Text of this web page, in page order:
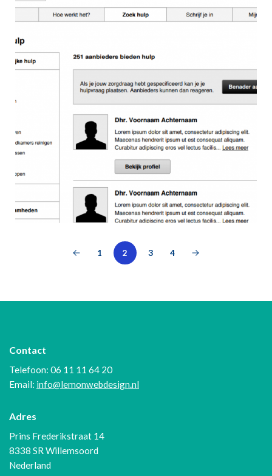
1 2 3 4
Contact
Telefoon: 06 11 11 64 20
Email: info@lemonwebdesign.nl
Adres
Prins Frederikstraat 14
8338 SR Willemsoord
Nederland